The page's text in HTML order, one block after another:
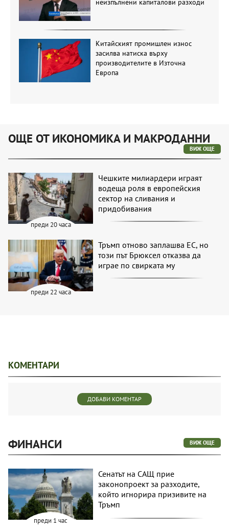
неизпълнени капиталови разходи
Китайският промишлен износ
засилва натиска върху
производителите в Източна
Европа
ОЩЕ ОТ ИКОНОМИКА И МАКРОДАННИ
ВИЖ ОЩЕ
преди 20 часа
Чешките милиардери играят
водеща роля в европейския
сектор на сливания и
придобивания
преди 22 часа
Тръмп отново заплашва ЕС, но
този път Брюксел отказва да
играе по свирката му
КОМЕНТАРИ
ДОБАВИ КОМЕНТАР
ФИНАНСИ ВИЖ ОЩЕ
преди 1 час
Сенатът на САЩ прие
законопроект за разходите,
който игнорира призивите на
Тръмп